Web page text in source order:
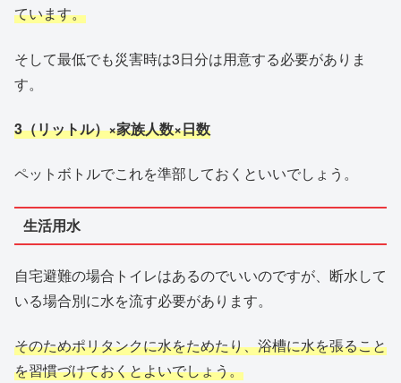
ています。
そして最低でも災害時は3日分は用意する必要がありま
す。
3（リットル）×家族人数×日数
ペットボトルでこれを準部しておくといいでしょう。
生活用水
自宅避難の場合トイレはあるのでいいのですが、断水して
いる場合別に水を流す必要があります。
そのためポリタンクに水をためたり、浴槽に水を張ること
を習慣づけておくとよいでしょう。